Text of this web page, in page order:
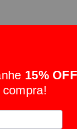
15%